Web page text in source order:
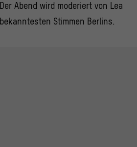
Abend wird moderiert von Lea
Stimmen Berlins.